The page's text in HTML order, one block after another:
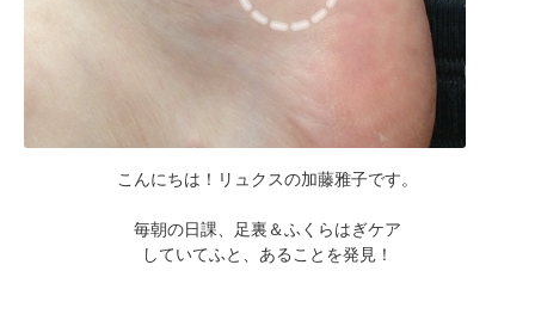
こんにちは！リュクスの加藤雅子です。
毎朝の日課、足裏＆ふくらはぎケア
していてふと、あることを発見！